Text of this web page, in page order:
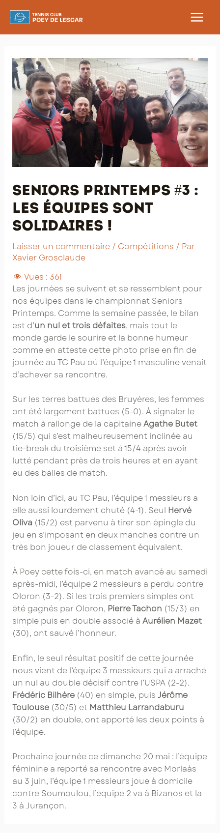
MAIN
Seniors Printemps #3 :
les équipes sont
solidaires !
Laisser un commentaire / Compétitions / Par
Xavier Grosclaude
Vues : 361
Les journées se suivent et se ressemblent pour
nos équipes dans le championnat Seniors
Printemps. Comme la semaine passée, le bilan
est d’un nul et trois défaites, mais tout le
monde garde le sourire et la bonne humeur
comme en atteste cette photo prise en fin de
journée au TC Pau où l’équipe 1 masculine venait
d’achever sa rencontre.
Sur les terres battues des Bruyères, les femmes
ont été largement battues (5-0). À signaler le
match à rallonge de la capitaineAgathe Butet
(15/5) qui s’est malheureusement inclinée au
tie-break du troisième set à 15/4 après avoir
lutté pendant près de trois heures et en ayant
eu des balles de match.
Non loin d’ici, au TC Pau, l’équipe 1 messieurs a
elle aussi lourdement chuté (4-1). Seul Hervé
Oliva(15/2) est parvenu à tirer son épingle du
jeu en s’imposant en deux manches contre un
très bon joueur de classement équivalent.
À Poey cette fois-ci, en match avancé au samedi
après-midi, l’équipe 2 messieurs a perdu contre
Oloron (3-2). Si les trois premiers simples ont
été gagnés par Oloron, Pierre Tachon (15/3) en
simple puis en double associé à Aurélien Mazet
(30), ont sauvé l’honneur.
Enfin, le seul résultat positif de cette journée
nous vient de l’équipe 3 messieurs qui a arraché
un nul au double décisif contre l’USPA (2-2).
Frédéric Bilhère(40) en simple, puis Jérôme
Toulouse(30/5) et Matthieu Larrandaburu
(30/2) en double, ont apporté les deux points à
l’équipe.
Prochaine journée ce dimanche 20 mai : l’équipe
féminine a reporté sa rencontre avec Morlaàs
au 3 juin, l’équipe 1 messieurs joue à domicile
contre Soumoulou, l’équipe 2 va à Bizanos et la
3 à Jurançon.